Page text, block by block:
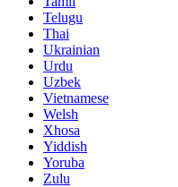
Telugu
Thai
Ukrainian
Urdu
Uzbek
Vietnamese
Welsh
Xhosa
Yiddish
Yoruba
Zulu